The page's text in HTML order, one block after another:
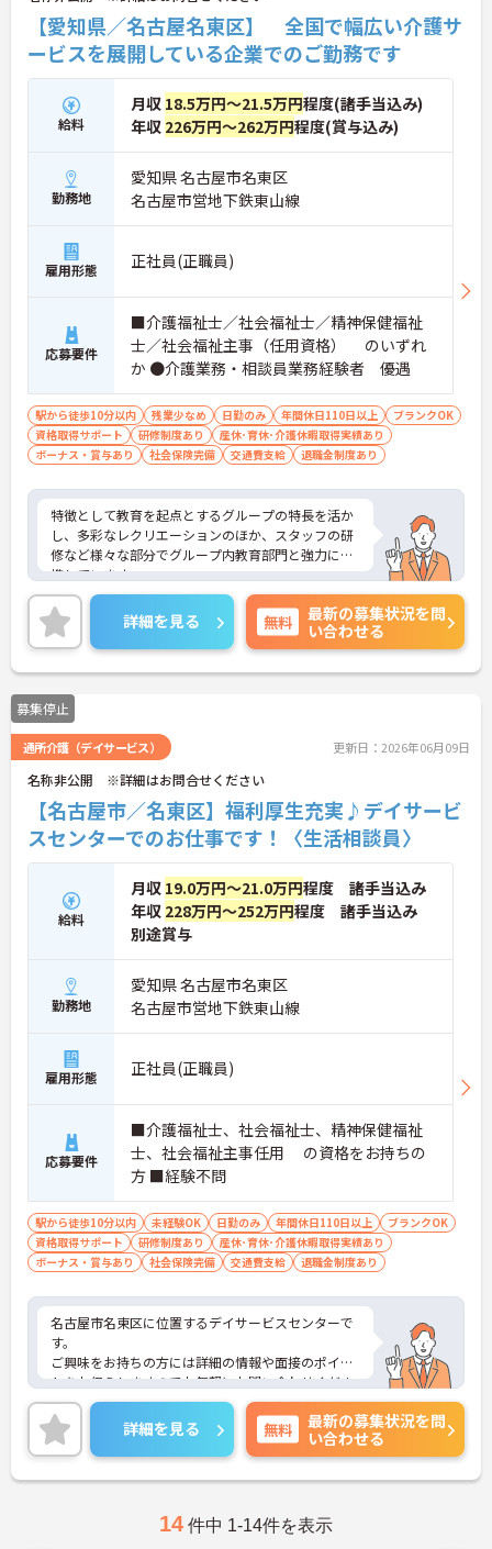
【愛知県／名古屋名東区】 全国で幅広い介護サ
ービスを展開している企業でのご勤務です
給料
月収 18.5万円～21.5万円程度(諸手当込み)
年収 226万円～262万円程度(賞与込み)
勤務地
愛知県 名古屋市名東区
名古屋市営地下鉄東山線
雇用形態 正社員(正職員)
応募要件
■介護福祉士／社会福祉士／精神保健福祉
士／社会福祉主事（任用資格） のいずれ
か ●介護業務・相談員業務経験者 優遇
駅から徒歩10分以内 残業少なめ 日勤のみ 年間休日110日以上
ブランクOK
資格取得サポート
研修制度あり
産休･育休･介護休暇取得実績あり
ボーナス・賞与あり
社会保険完備 交通費支給 退職金制度あり
特徴として教育を起点とするグループの特長を活か
し、多彩なレクリエーションのほか、スタッフの研
修など様々な部分でグループ内教育部門と強力に連
携しています。
同時に自治体・学校・ボランティアなどとも積極的
に連携することで、
地域に根ざし大手グループ会社だからこそ可能なサ
ービスをご提供しています。
詳細を見る 無料
最新の募集状況を問
い合わせる
募集停止
通所介護（デイサービス） 更新日：2026年06月09日
名称非公開 ※詳細はお問合せください
【名古屋市／名東区】福利厚生充実♪デイサービ
スセンターでのお仕事です！〈生活相談員〉
給料
月収 19.0万円～21.0万円程度 諸手当込み
年収 228万円～252万円程度 諸手当込み
別途賞与
勤務地
愛知県 名古屋市名東区
名古屋市営地下鉄東山線
雇用形態 正社員(正職員)
応募要件
■介護福祉士、社会福祉士、精神保健福祉
士、社会福祉主事任用 の資格をお持ちの
方 ■経験不問
駅から徒歩10分以内 未経験OK 日勤のみ 年間休日110日以上
ブランクOK
資格取得サポート
研修制度あり
産休･育休･介護休暇取得実績あり
ボーナス・賞与あり
社会保険完備 交通費支給 退職金制度あり
名古屋市名東区に位置するデイサービスセンターで
す。
ご興味をお持ちの方には詳細の情報や面接のポイン
トをお伝えしますのでお気軽にお問い合わせくださ
いませ。
詳細を見る 無料
最新の募集状況を問
い合わせる
14 件中 1-14件を表示